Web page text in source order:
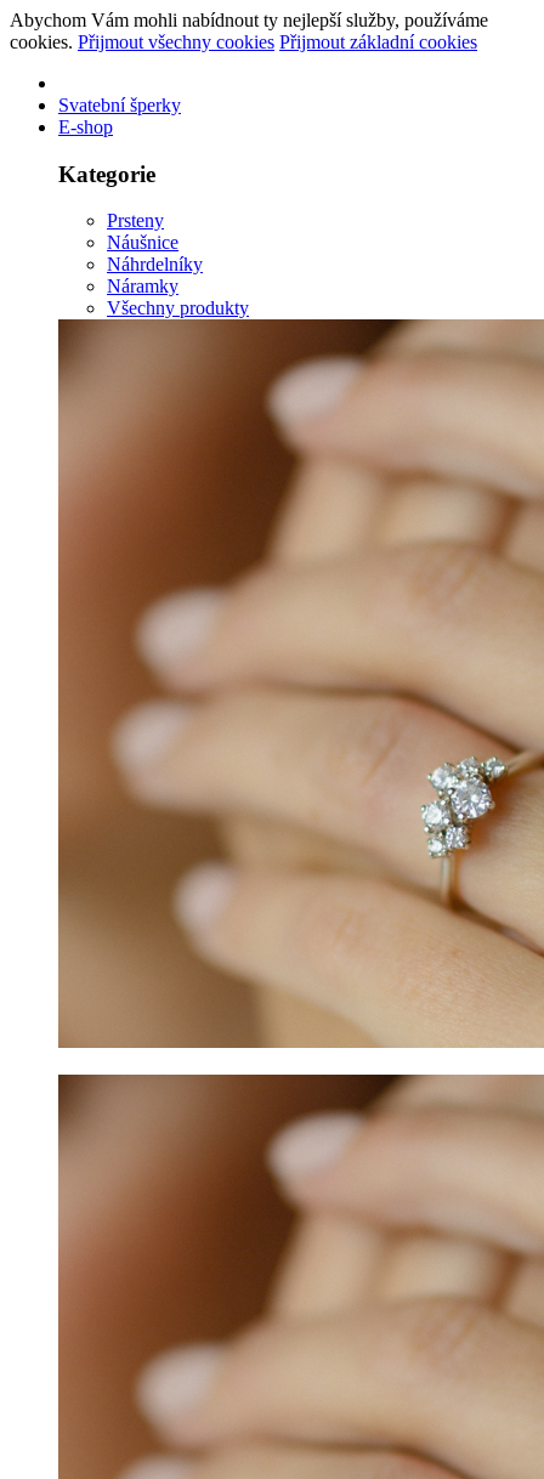
Abychom Vám mohli nabídnout ty nejlepší služby, používáme
cookies. Přijmout všechny cookies Přijmout základní cookies
Svatební šperky
E-shop
Kategorie
Prsteny
Náušnice
Náhrdelníky
Náramky
Všechny produkty